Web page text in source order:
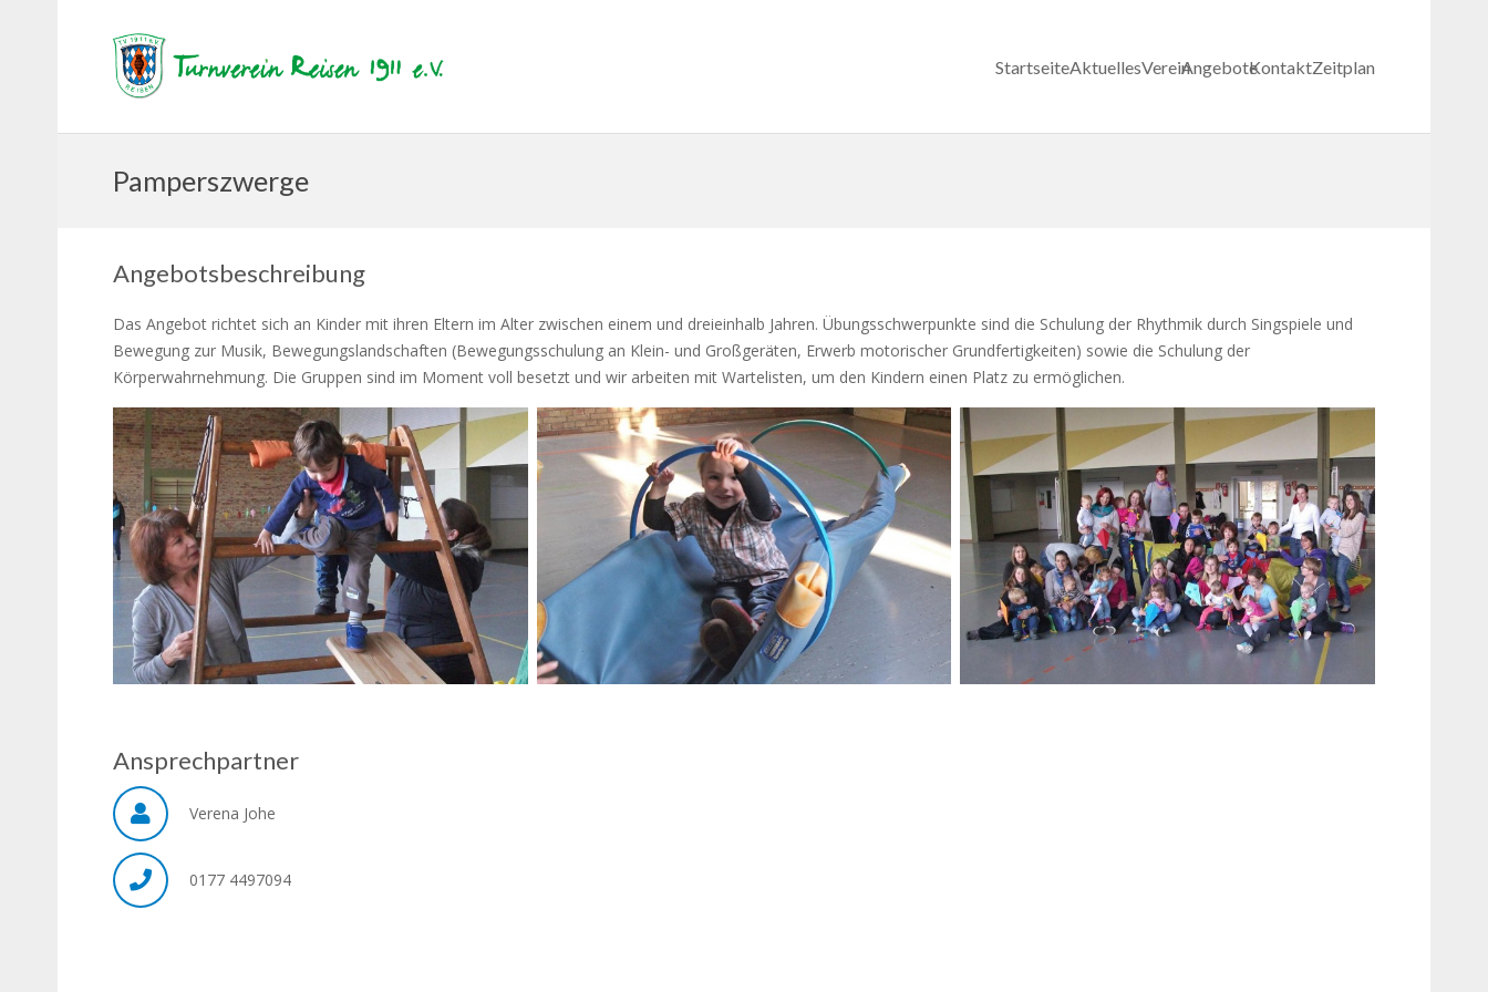
StartseiteAktuellesVereinAngeboteKontaktZeitplan
Pamperszwerge
Angebotsbeschreibung
Das Angebot richtet sich an Kinder mit ihren Eltern im Alter zwischen einem und dreieinhalb Jahren. Übungsschwerpunkte sind die Schulung der Rhythmik durch Singspiele und
Bewegung zur Musik, Bewegungslandschaften (Bewegungsschulung an Klein- und Großgeräten, Erwerb motorischer Grundfertigkeiten) sowie die Schulung der
Körperwahrnehmung. Die Gruppen sind im Moment voll besetzt und wir arbeiten mit Wartelisten, um den Kindern einen Platz zu ermöglichen.
Ansprechpartner
Verena Johe
0177 4497094